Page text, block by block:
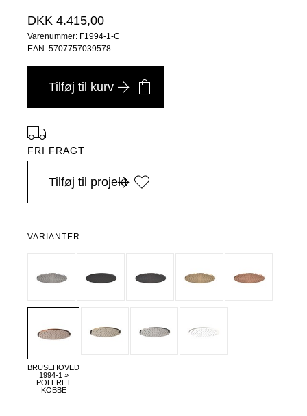
DKK 4.415,00
Varenummer: F1994-1-C
EAN: 5707757039578
Tilføj til kurv
FRI FRAGT
i Danmark ved køb over 4.999 DKK, -
Tilføj til projekt
VARIANTER
BRUSEHOVED
1994-1 »
POLERET
KOBBE